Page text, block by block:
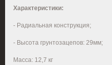
Характеристики:
- Радиальная конструкция;
- Высота грунтозацепов: 29мм;
Масса: 12,7 кг